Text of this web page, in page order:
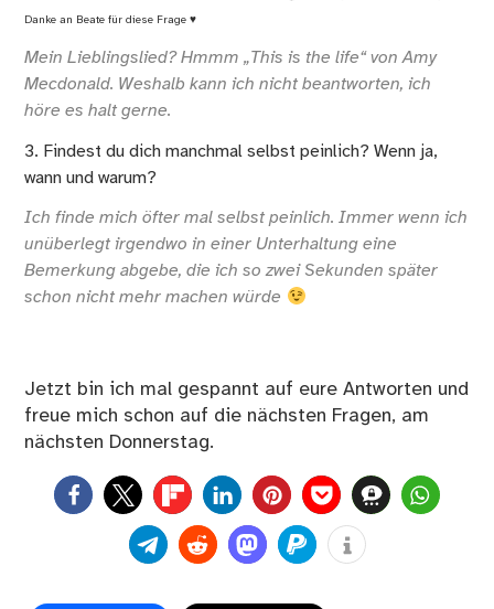
Danke an Beate für diese Frage ♥
Mein Lieblingslied? Hmmm „This is the life“ von Amy
Mecdonald. Weshalb kann ich nicht beantworten, ich
höre es halt gerne.
3. Findest du dich manchmal selbst peinlich? Wenn ja,
wann und warum?
Ich finde mich öfter mal selbst peinlich. Immer wenn ich
unüberlegt irgendwo in einer Unterhaltung eine
Bemerkung abgebe, die ich so zwei Sekunden später
schon nicht mehr machen würde
Jetzt bin ich mal gespannt auf eure Antworten und
freue mich schon auf die nächsten Fragen, am
nächsten Donnerstag.
0